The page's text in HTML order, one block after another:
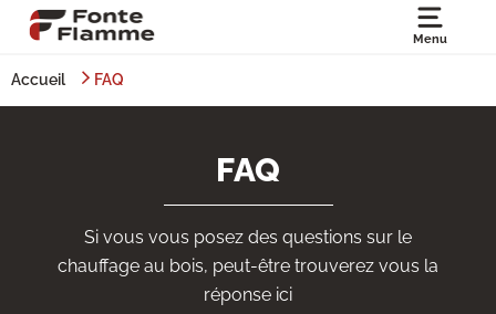
Menu
Accueil FAQ
FAQ
Si vous vous posez des questions sur le
chauffage au bois, peut-être trouverez vous la
réponse ici